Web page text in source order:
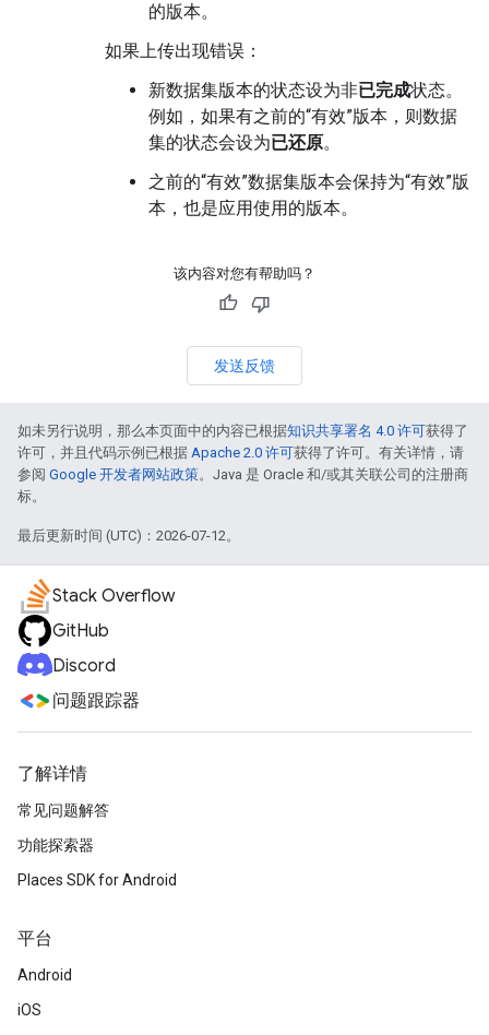
的版本。
如果上传出现错误：
新数据集版本的状态设为非已完成状态。
例如，如果有之前的“有效”版本，则数据
集的状态会设为已还原。
之前的“有效”数据集版本会保持为“有效”版
本，也是应用使用的版本。
该内容对您有帮助吗？
发送反馈
如未另行说明，那么本页面中的内容已根据知识共享署名 4.0 许可获得了
许可，并且代码示例已根据 Apache 2.0 许可获得了许可。有关详情，请
参阅 Google 开发者网站政策。Java 是 Oracle 和/或其关联公司的注册商
标。
最后更新时间 (UTC)：2026-07-12。
Stack Overflow
GitHub
Discord
问题跟踪器
了解详情
常见问题解答
功能探索器
Places SDK for Android
平台
Android
iOS